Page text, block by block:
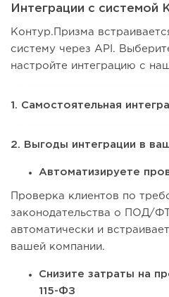
Интеграции с системой
Контур.Призма
систему через API.
настройте интеграцию с
1. Самостоятельная
2. Выгоды интеграции в
Автоматизируете
Проверка клиентов по
законодательства о ПОД/
автоматически и
вашей компании.
Снизите затраты на
115-ФЗ